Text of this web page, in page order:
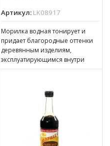
Артикул: LK08917
Морилка водная тонирует и
придает благородные оттенки
деревянным изделиям,
эксплуатирующимся внутри
помещений. Может
последующего